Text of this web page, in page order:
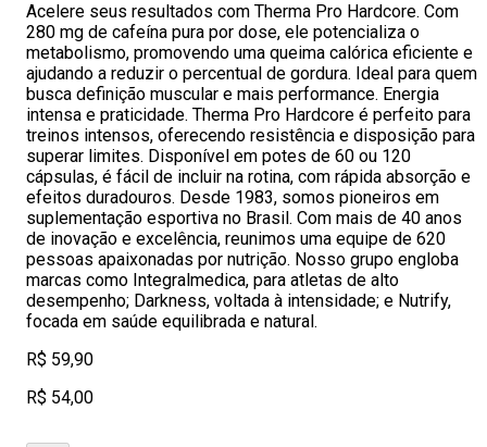
Acelere seus resultados com Therma Pro Hardcore. Com
280 mg de cafeína pura por dose, ele potencializa o
metabolismo, promovendo uma queima calórica eficiente e
ajudando a reduzir o percentual de gordura. Ideal para quem
busca definição muscular e mais performance. Energia
intensa e praticidade. Therma Pro Hardcore é perfeito para
treinos intensos, oferecendo resistência e disposição para
superar limites. Disponível em potes de 60 ou 120
cápsulas, é fácil de incluir na rotina, com rápida absorção e
efeitos duradouros. Desde 1983, somos pioneiros em
suplementação esportiva no Brasil. Com mais de 40 anos
de inovação e excelência, reunimos uma equipe de 620
pessoas apaixonadas por nutrição. Nosso grupo engloba
marcas como Integralmedica, para atletas de alto
desempenho; Darkness, voltada à intensidade; e Nutrify,
focada em saúde equilibrada e natural.
R$ 59,90
R$ 54,00